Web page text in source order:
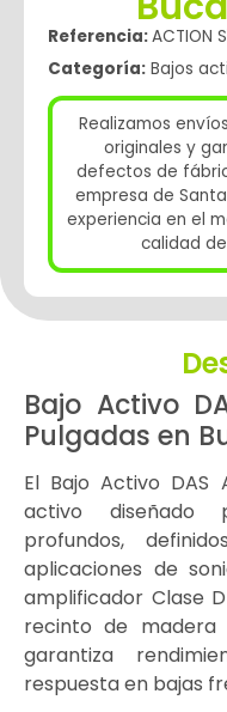
Referencia:ACTION
Categoría: Bajos
Realizamos
originales y
defectos de
empresa de
experiencia en el
calidad
Bajo Activo
Pulgadas en
El Bajo Activo DAS
activo diseñado
profundos,
aplicaciones de
amplificador Clase
recinto de
garantiza
respuesta en bajas